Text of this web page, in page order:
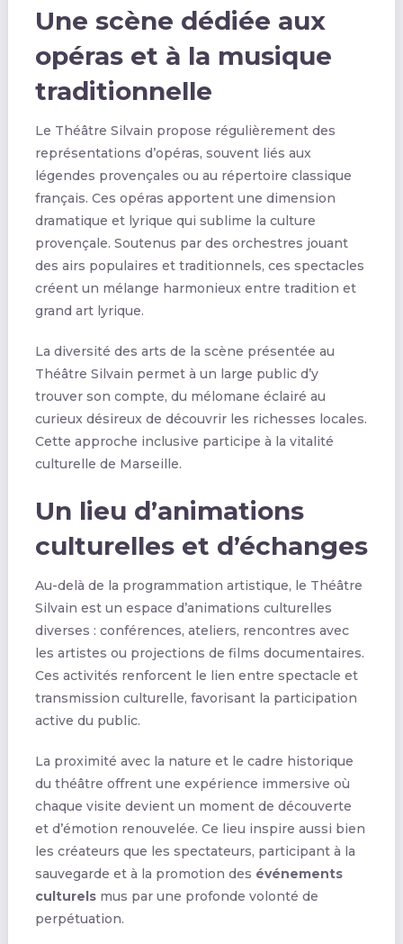
Une scène dédiée aux
opéras et à la musique
traditionnelle
Le Théâtre Silvain propose régulièrement des
représentations d’opéras, souvent liés aux
légendes provençales ou au répertoire classique
français. Ces opéras apportent une dimension
dramatique et lyrique qui sublime la culture
provençale. Soutenus par des orchestres jouant
des airs populaires et traditionnels, ces spectacles
créent un mélange harmonieux entre tradition et
grand art lyrique.
La diversité des arts de la scène présentée au
Théâtre Silvain permet à un large public d’y
trouver son compte, du mélomane éclairé au
curieux désireux de découvrir les richesses locales.
Cette approche inclusive participe à la vitalité
culturelle de Marseille.
Un lieu d’animations
culturelles et d’échanges
Au-delà de la programmation artistique, le Théâtre
Silvain est un espace d’animations culturelles
diverses : conférences, ateliers, rencontres avec
les artistes ou projections de films documentaires.
Ces activités renforcent le lien entre spectacle et
transmission culturelle, favorisant la participation
active du public.
La proximité avec la nature et le cadre historique
du théâtre offrent une expérience immersive où
chaque visite devient un moment de découverte
et d’émotion renouvelée. Ce lieu inspire aussi bien
les créateurs que les spectateurs, participant à la
sauvegarde et à la promotion des événements
culturelsmus par une profonde volonté de
perpétuation.